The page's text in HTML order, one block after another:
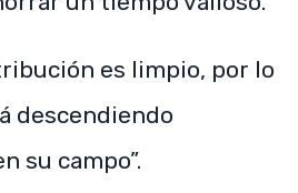
es limpio, por lo
descendiendo
su campo”.